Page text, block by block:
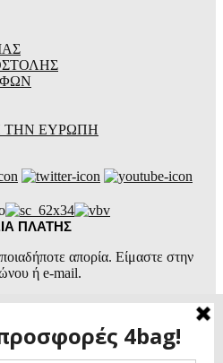
ΤΗΝ ΕΥΡΩΠΗ
ΠΛΑΤΗΣ
απορία. Είμαστε στην
ή e-mail.